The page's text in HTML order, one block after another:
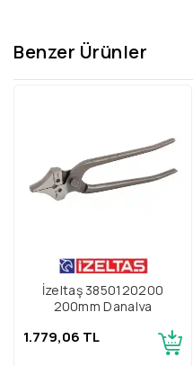
Benzer Ürünler
İzeltaş 3850120200
200mm Danalya
1.779,06 TL